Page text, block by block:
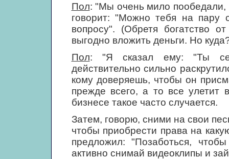
Пол: "Мы очень мило
говорит: "Можно тебя на пару
вопросу". (Обретя богатство
выгодно вложить деньги. Но
Пол: "Я сказал ему: "Ты
действительно сильно
кому доверяешь, чтобы он
прежде всего, а то все
бизнесе такое часто случается.
Затем, говорю, сними на свои
чтобы приобрести права на
предложил: "Позаботься,
активно снимай видеоклипы и